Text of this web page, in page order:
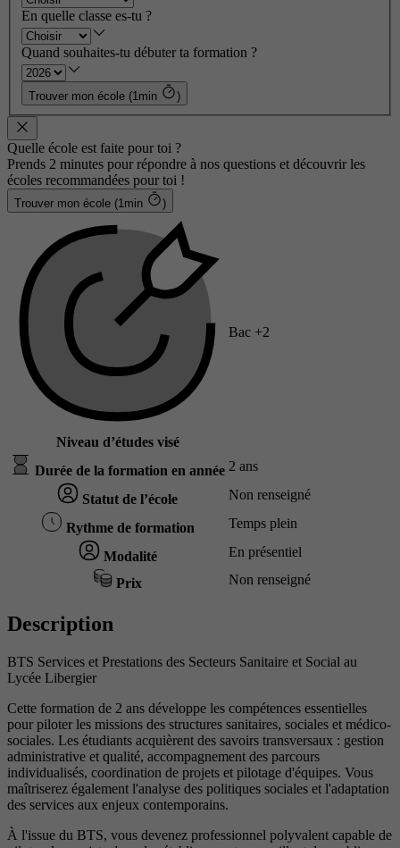
En quelle classe es-tu ?
Quand souhaites-tu débuter ta formation ?
Trouver mon école (1min )
Quelle école est faite pour toi ?
Prends 2 minutes pour répondre à nos questions et découvrir les
écoles recommandées pour toi !
Trouver mon école (1min )
Niveau d’études visé
Bac +2
Durée de la formation en année 2 ans
Statut de l’école Non renseigné
Rythme de formation Temps plein
Modalité En présentiel
Prix Non renseigné
Description
BTS Services et Prestations des Secteurs Sanitaire et Social au
Lycée Libergier
Cette formation de 2 ans développe les compétences essentielles
pour piloter les missions des structures sanitaires, sociales et médico-
sociales. Les étudiants acquièrent des savoirs transversaux : gestion
administrative et qualité, accompagnement des parcours
individualisés, coordination de projets et pilotage d'équipes. Vous
maîtriserez également l'analyse des politiques sociales et l'adaptation
des services aux enjeux contemporains.
À l'issue du BTS, vous devenez professionnel polyvalent capable de